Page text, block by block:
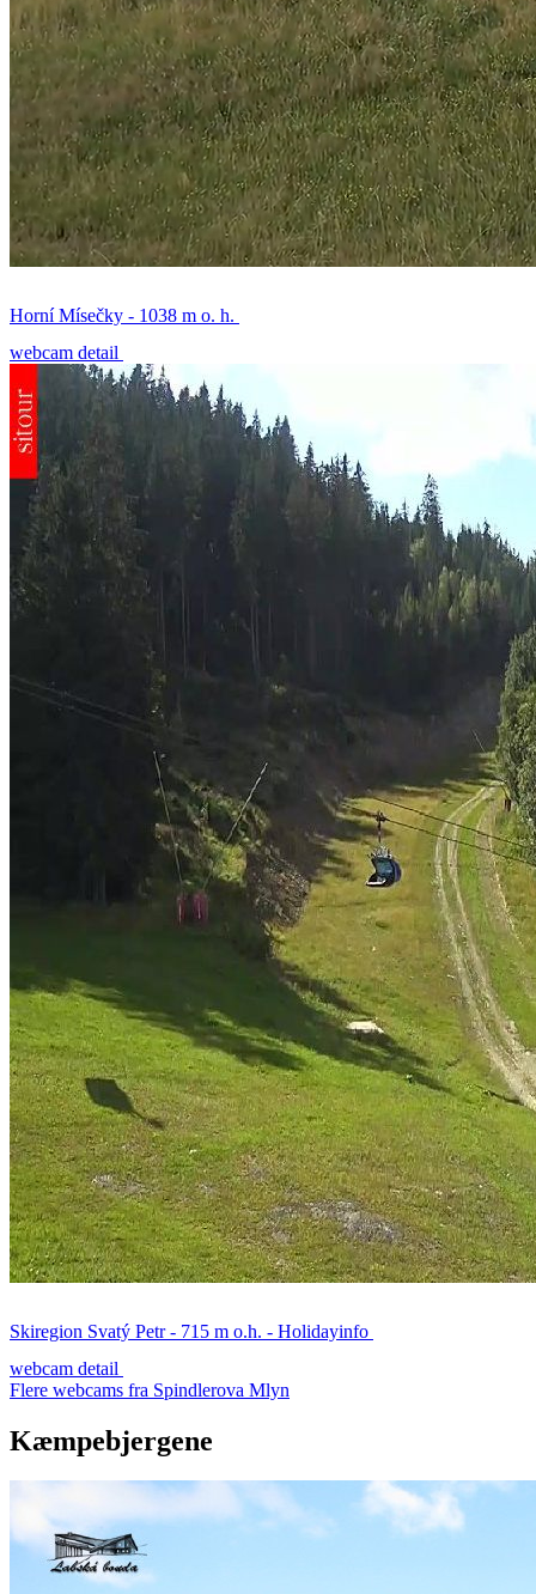
Horní Mísečky - 1038 m o. h.
webcam detail
Skiregion Svatý Petr - 715 m o.h. - Holidayinfo
webcam detail
Flere webcams fra Spindlerova Mlyn
Kæmpebjergene